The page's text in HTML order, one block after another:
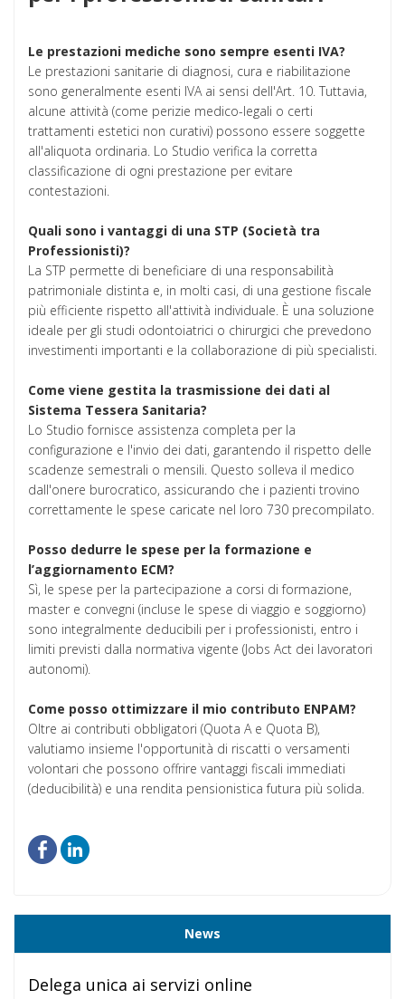
Le prestazioni mediche sono sempre esenti IVA?
Le prestazioni sanitarie di diagnosi, cura e riabilitazione
sono generalmente esenti IVA ai sensi dell'Art. 10. Tuttavia,
alcune attività (come perizie medico-legali o certi
trattamenti estetici non curativi) possono essere soggette
all'aliquota ordinaria. Lo Studio verifica la corretta
classificazione di ogni prestazione per evitare
contestazioni.
Quali sono i vantaggi di una STP (Società tra
Professionisti)?
La STP permette di beneficiare di una responsabilità
patrimoniale distinta e, in molti casi, di una gestione fiscale
più efficiente rispetto all'attività individuale. È una soluzione
ideale per gli studi odontoiatrici o chirurgici che prevedono
investimenti importanti e la collaborazione di più specialisti.
Come viene gestita la trasmissione dei dati al
Sistema Tessera Sanitaria?
Lo Studio fornisce assistenza completa per la
configurazione e l'invio dei dati, garantendo il rispetto delle
scadenze semestrali o mensili. Questo solleva il medico
dall'onere burocratico, assicurando che i pazienti trovino
correttamente le spese caricate nel loro 730 precompilato.
Posso dedurre le spese per la formazione e
l’aggiornamento ECM?
Sì, le spese per la partecipazione a corsi di formazione,
master e convegni (incluse le spese di viaggio e soggiorno)
sono integralmente deducibili per i professionisti, entro i
limiti previsti dalla normativa vigente (Jobs Act dei lavoratori
autonomi).
Come posso ottimizzare il mio contributo ENPAM?
Oltre ai contributi obbligatori (Quota A e Quota B),
valutiamo insieme l'opportunità di riscatti o versamenti
volontari che possono offrire vantaggi fiscali immediati
(deducibilità) e una rendita pensionistica futura più solida.
News
Delega unica ai servizi online